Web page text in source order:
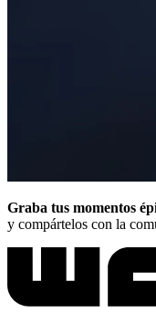
Graba tus momentos
y compártelos con la